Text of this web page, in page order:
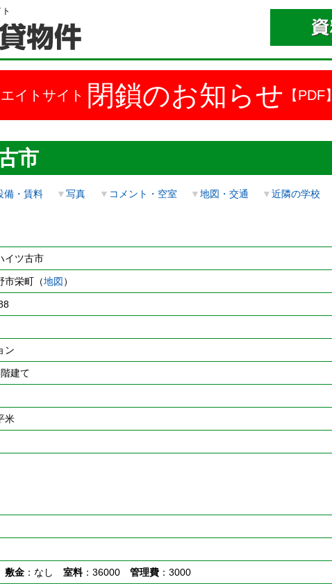
イトサイト 閉鎖のお知らせ 【PDF】
市
備・賃料 ▼写真 ▼ コメント・空室 ▼地図・交通 ▼近隣の学校
イツ古市
市栄町（地図）
ン
建て
米
敷金：なし 室料：36000 管理費：3000